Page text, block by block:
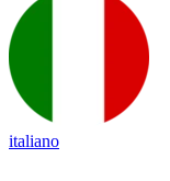
italiano